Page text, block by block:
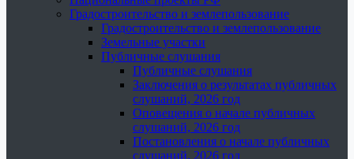
Градостроительство и землепользование
Градостроительство и землепользование
Земельные участки
Публичные слушания
Публичные слушания
Заключения о результатах публичных
слушаний, 2026 год
Оповещения о начале публичных
слушаний, 2026 год
Постановления о начале публичных
слушаний, 2026 год